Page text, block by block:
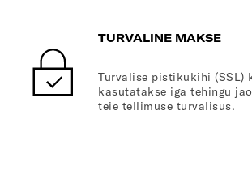
TURVALINE MAKSE
Turvalise pistikukihi (SSL)
kasutatakse iga tehingu
teie tellimuse turvalisus.